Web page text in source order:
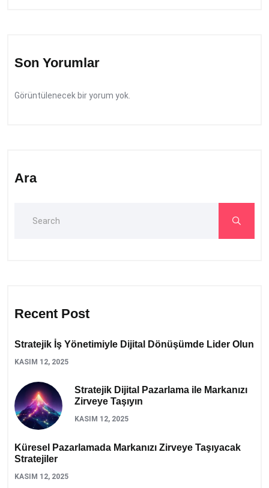
Son Yorumlar
Görüntülenecek bir yorum yok.
Ara
Recent Post
Stratejik İş Yönetimiyle Dijital Dönüşümde Lider Olun
KASIM 12, 2025
Stratejik Dijital Pazarlama ile Markanızı
Zirveye Taşıyın
KASIM 12, 2025
Küresel Pazarlamada Markanızı Zirveye Taşıyacak
Stratejiler
KASIM 12, 2025